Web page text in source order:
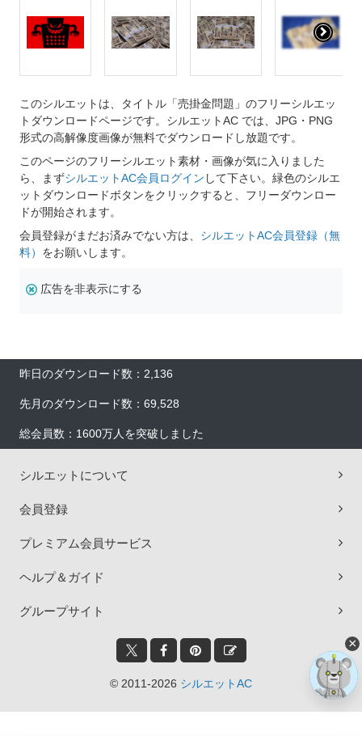
このシルエットは、タイトル「売掛金問題」のフリーシルエッ
トダウンロードページです。シルエットAC では、JPG・PNG
形式の高解像度画像が無料でダウンロードし放題です。
このページのフリーシルエット素材・画像が気に入りました
ら、まずシルエットAC会員ログイン して下さい。緑色のシルエ
ットダウンロードボタンをクリックすると、フリーダウンロー
ドが開始されます。
会員登録がまだお済みでない方は、 シルエットAC会員登録（無
料） をお願いします。
広告を非表示にする
昨日のダウンロード数：2,136
先月のダウンロード数：69,528
総会員数：1600万人を突破しました
シルエットについて
会員登録
プレミアム会員サービス
ヘルプ＆ガイド
グループサイト
© 2011-2026 シルエットAC
×